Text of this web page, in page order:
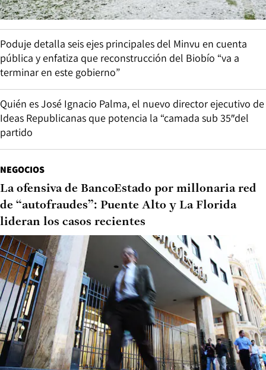
Poduje detalla seis ejes principales del Minvu en cuenta
pública y enfatiza que reconstrucción del Biobío “va a
terminar en este gobierno”
Quién es José Ignacio Palma, el nuevo director ejecutivo de
Ideas Republicanas que potencia la “camada sub 35″del
partido
NEGOCIOS
La ofensiva de BancoEstado por millonaria red
de “autofraudes”: Puente Alto y La Florida
lideran los casos recientes